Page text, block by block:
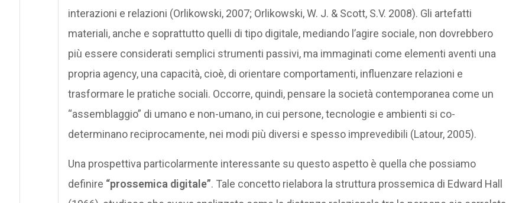
interazioni e relazioni (Orlikowski, 2007; Orlikowski, W. J. & Scott, S.V. 2008). Gli artefatti
materiali, anche e soprattutto quelli di tipo digitale, mediando l’agire sociale, non dovrebbero
più essere considerati semplici strumenti passivi, ma immaginati come elementi aventi una
propria agency, una capacità, cioè, di orientare comportamenti, influenzare relazioni e
trasformare le pratiche sociali. Occorre, quindi, pensare la società contemporanea come un
“assemblaggio” di umano e non-umano, in cui persone, tecnologie e ambienti si co-
determinano reciprocamente, nei modi più diversi e spesso imprevedibili (Latour, 2005).
Una prospettiva particolarmente interessante su questo aspetto è quella che possiamo
definire “prossemica digitale”. Tale concetto rielabora la struttura prossemica di Edward Hall